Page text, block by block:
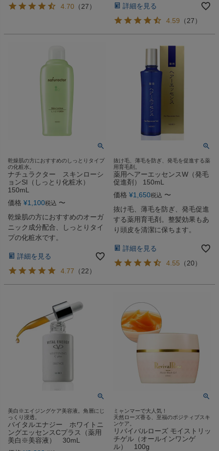
4.70 （27）
詳細を見る
4.59 （27）
乾燥肌の方におすすめのしっとりタイプ
の化粧水。
ナチュラクター スキンローシ
ョンSI（しっとり化粧水）
150mL
価格 ¥1,100税込 〜
乾燥肌の方におすすめのオーガ
ニック成分配合、しっとりタイ
プの化粧水です。
詳細を見る
4.77 （22）
抜け毛、薄毛を防ぎ、発毛を促進する薬
用育毛剤。
薬用ヘアーエッセンスW（発毛
促進剤） 150mL
価格 ¥1,650税込 〜
抜け毛、薄毛を防ぎ、発毛促進
する薬用育毛剤。整髪効果もあ
り頭皮を清潔に保ちます。
詳細を見る
4.55 （20）
美白※エイジングケア美容液。角層にじ
っくり浸透。
バイタルエナジー ホワイトニ
ングエッセンスCプラス（薬用
美白※美容液） 30mL
ミャンマーで大人気！
天然ローズ香る、至福のポジティブスキ
ンケア。
リバイバルローズ モイストリッ
チゲル（オールインワンゲ
ル） 100g